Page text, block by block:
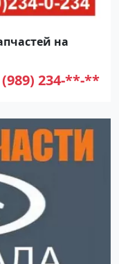
на
(989) 234-**-**